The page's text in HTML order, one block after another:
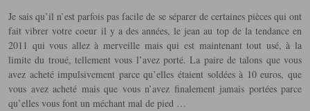
Je sais qu’il n’est parfois pas facile de se séparer de certaines pièces qui ont
fait vibrer votre coeur il y a des années, le jean au top de la tendance en
2011 qui vous allez à merveille mais qui est maintenant tout usé, à la
limite du troué, tellement vous l’avez porté. La paire de talons que vous
avez acheté impulsivement parce qu’elles étaient soldées à 10 euros, que
vous avez acheté mais que vous n’avez finalement jamais portées parce
qu’elles vous font un méchant mal de pied …